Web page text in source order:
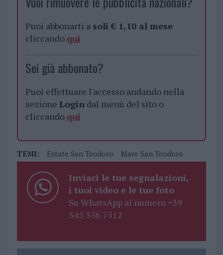
Puoi abbonarti a soli € 1,10 al mese
cliccando qui
Sei già abbonato?
Puoi effettuare l'accesso andando nella
sezione Login dal menù del sito o
cliccando qui
TEMI: Estate San Teodoro Mare San Teodoro
Inviaci le tue segnalazioni,
i tuoi video e le tue foto
Su WhatsApp al numero +39
345 356 7512